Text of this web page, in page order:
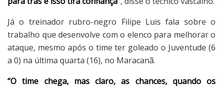
Já o treinador rubro-negro Filipe Luis fala sobre o
trabalho que desenvolve com o elenco para melhorar o
ataque, mesmo após o time ter goleado o Juventude (6
a 0) na última quarta (16), no Maracanã.
“O time chega, mas claro, as chances, quando os